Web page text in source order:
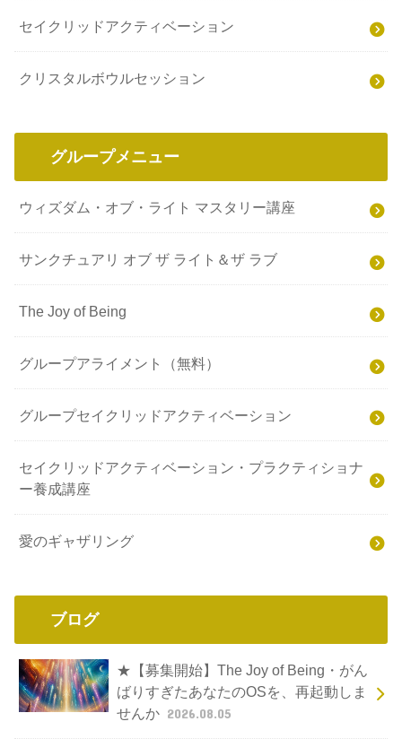
セイクリッドアクティベーション
クリスタルボウルセッション
グループメニュー
ウィズダム・オブ・ライト マスタリー講座
サンクチュアリ オブ ザ ライト＆ザ ラブ
The Joy of Being
グループアライメント（無料）
グループセイクリッドアクティベーション
セイクリッドアクティベーション・プラクティショナ
ー養成講座
愛のギャザリング
ブログ
★【募集開始】The Joy of Being・がん
ばりすぎたあなたのOSを、再起動しま
せんか 2026.08.05